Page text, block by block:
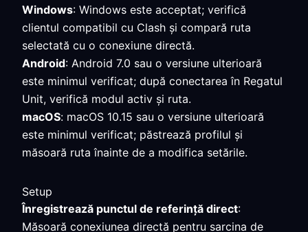
Windows: Windows este acceptat; verifică
clientul compatibil cu Clash și compară ruta
selectată cu o conexiune directă.
Android: Android 7.0 sau o versiune ulterioară
este minimul verificat; după conectarea în Regatul
Unit, verifică modul activ și ruta.
macOS: macOS 10.15 sau o versiune ulterioară
este minimul verificat; păstrează profilul și
măsoară ruta înainte de a modifica setările.
Setup
Înregistrează punctul de referință direct:
Măsoară conexiunea directă pentru sarcina de